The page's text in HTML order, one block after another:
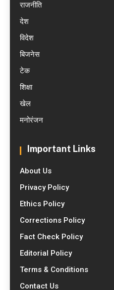
राजनीति
देश
विदेश
बिजनेस
टेक
शिक्षा
खेल
मनोरंजन
Important Links
About Us
Privacy Policy
Ethics Policy
Corrections Policy
Fact Check Policy
Editorial Policy
Terms & Conditions
Contact Us